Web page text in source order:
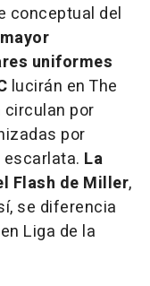
conceptual del
uniformes
lucirán en The
circulan por
por
La
Flash de Miller,
se diferencia
Liga de la